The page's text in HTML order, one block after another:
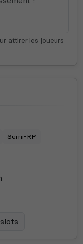
attirer les joueurs
Semi-RP
slots